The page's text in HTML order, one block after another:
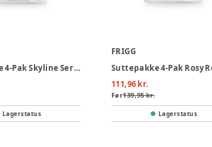
Suttepakke 4-Pak Skyline Serenity Latex Str. 2
Lagerstatus
FRIGG
111,96 kr.
Før139,95 kr.
Lagerstatus